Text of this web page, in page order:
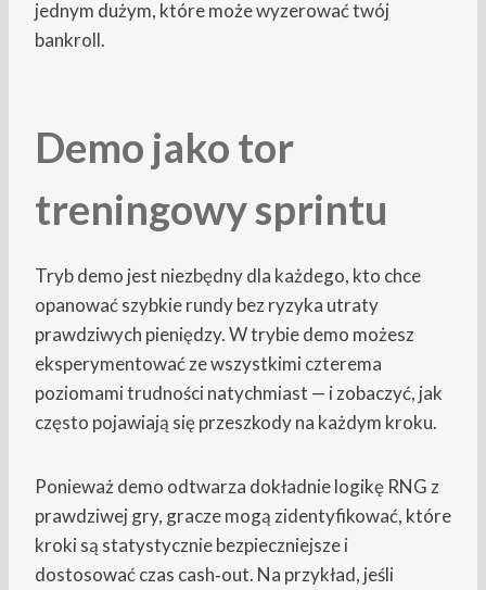
jednym dużym, które może wyzerować twój
bankroll.
Demo jako tor
treningowy sprintu
Tryb demo jest niezbędny dla każdego, kto chce
opanować szybkie rundy bez ryzyka utraty
prawdziwych pieniędzy. W trybie demo możesz
eksperymentować ze wszystkimi czterema
poziomami trudności natychmiast — i zobaczyć, jak
często pojawiają się przeszkody na każdym kroku.
Ponieważ demo odtwarza dokładnie logikę RNG z
prawdziwej gry, gracze mogą zidentyfikować, które
kroki są statystycznie bezpieczniejsze i
dostosować czas cash‑out. Na przykład, jeśli